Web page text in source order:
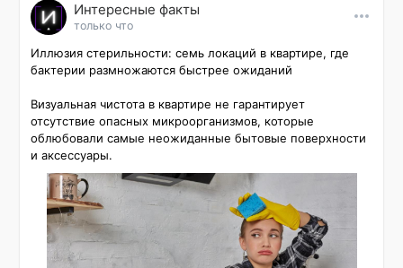
Интересные факты
только что
Иллюзия стерильности: семь локаций в квартире, где
бактерии размножаются быстрее ожиданий
Визуальная чистота в квартире не гарантирует
отсутствие опасных микроорганизмов, которые
облюбовали самые неожиданные бытовые поверхности
и аксессуары.